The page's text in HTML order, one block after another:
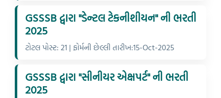
GSSSB દ્વારા "ડેન્ટલ ટેકનીશીયન" ની ભરતી
2025
ટોટલ પોસ્ટ: 21 | ફોર્મની છેલ્લી તારીખ:15-Oct-2025
GSSSB દ્વારા "સીનીયર એક્ષપર્ટ" ની ભરતી
2025